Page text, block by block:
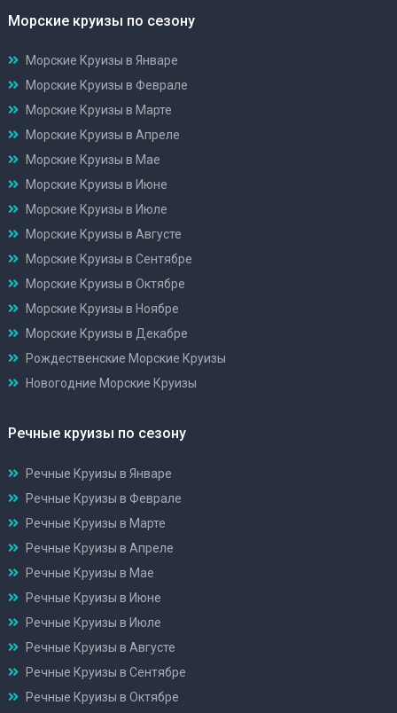
Морские круизы по сезону
Морские Круизы в Январе
Морские Круизы в Феврале
Морские Круизы в Марте
Морские Круизы в Апреле
Морские Круизы в Мае
Морские Круизы в Июне
Морские Круизы в Июле
Морские Круизы в Августе
Морские Круизы в Сентябре
Морские Круизы в Октябре
Морские Круизы в Ноябре
Морские Круизы в Декабре
Рождественские Морские Круизы
Новогодние Морские Круизы
Речные круизы по сезону
Речные Круизы в Январе
Речные Круизы в Феврале
Речные Круизы в Марте
Речные Круизы в Апреле
Речные Круизы в Мае
Речные Круизы в Июне
Речные Круизы в Июле
Речные Круизы в Августе
Речные Круизы в Сентябре
Речные Круизы в Октябре